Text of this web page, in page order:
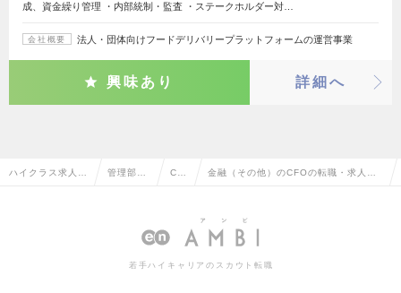
成、資金繰り管理 ・内部統制・監査 ・ステークホルダー対…
会社概要 法人・団体向けフードデリバリープラットフォームの運営事業
興味あり 詳細へ
ハイクラス求人T 管理部門 CF 金融（その他）のCFOの転職・求人情
若手ハイキャリアのスカウト転職